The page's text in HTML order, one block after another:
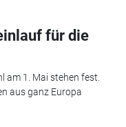
für die
am 1. Mai stehen fest.
aus ganz Europa